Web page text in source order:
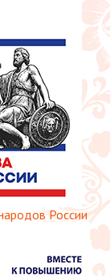
России